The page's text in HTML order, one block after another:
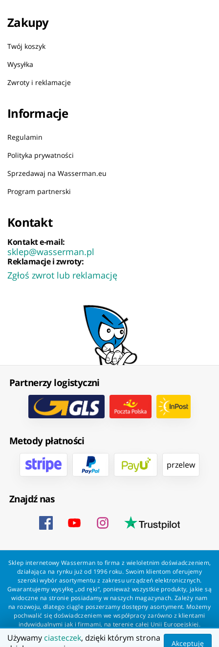
Zakupy
Twój koszyk
Wysyłka
Zwroty i reklamacje
Informacje
Regulamin
Polityka prywatności
Sprzedawaj na Wasserman.eu
Program partnerski
Kontakt
Kontakt e-mail:
sklep@wasserman.pl
Reklamacje i zwroty:
Zgłoś zwrot lub reklamację
Partnerzy logistyczni
Metody płatności
przelew
Znajdź nas
Sklep internetowy Wasserman to firma z wieloletnim doświadczeniem,
działająca na rynku już od 1996 roku. Swoim klientom oferujemy
szeroki wybór asortymentu z zakresu urządzeń elektronicznych.
Gwarantujemy wysyłkę „od ręki”, ponieważ wszystkie produkty, jakie są
widoczne na stronie posiadamy w naszych magazynach. Zależy nam
na rozwoju, dlatego ciągle poszerzamy dostępny asortyment. Możemy
pochwalić się doświadczeniem we współpracy zarówno z klientami
indywidualnymi jak i firmami, na terenie całej Unii Europejskiej.
Zapewniamy profesjonalną obsługę każdego klienta oraz szybką i
bezproblemową realizację zamówień. Wasserman - wszystko dla
Używamy ciasteczek, dzięki którym strona
Akceptuję